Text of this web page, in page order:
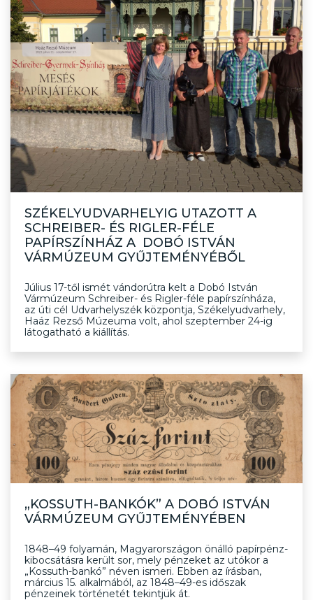
SZÉKELYUDVARHELYIG UTAZOTT A
SCHREIBER- ÉS RIGLER-FÉLE
PAPÍRSZÍNHÁZ A DOBÓ ISTVÁN
VÁRMÚZEUM GYŰJTEMÉNYÉBŐL
Július 17-től ismét vándorútra kelt a Dobó István
Vármúzeum Schreiber- és Rigler-féle papírszínháza,
az úti cél Udvarhelyszék központja, Székelyudvarhely,
Haáz Rezső Múzeuma volt, ahol szeptember 24-ig
látogatható a kiállítás.
„KOSSUTH-BANKÓK” A DOBÓ ISTVÁN
VÁRMÚZEUM GYŰJTEMÉNYÉBEN
1848–49 folyamán, Magyarországon önálló papírpénz-
kibocsátásra került sor, mely pénzeket az utókor a
„Kossuth-bankó” néven ismeri. Ebben az írásban,
március 15. alkalmából, az 1848–49-es időszak
pénzeinek történetét tekintjük át.